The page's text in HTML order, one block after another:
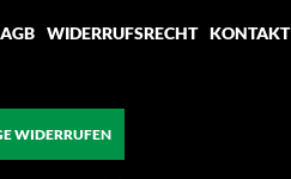
AGB WIDERRUFSRECHT KONTAKT
WIDERRUFEN